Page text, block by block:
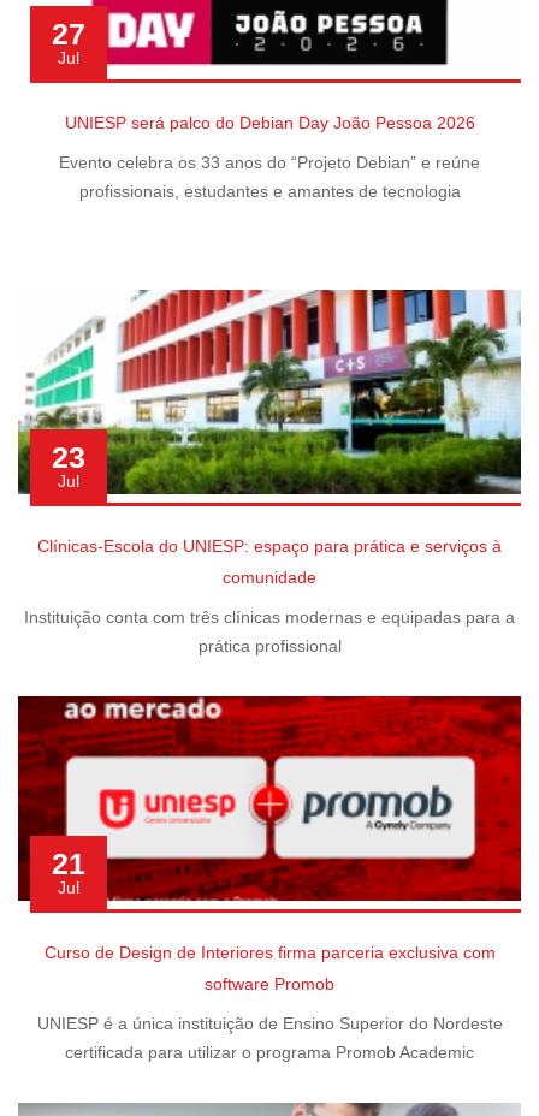
27
Jul
UNIESP será palco do Debian Day João Pessoa 2026
Evento celebra os 33 anos do “Projeto Debian” e reúne
profissionais, estudantes e amantes de tecnologia
23
Jul
Clínicas-Escola do UNIESP: espaço para prática e serviços à
comunidade
Instituição conta com três clínicas modernas e equipadas para a
prática profissional
21
Jul
Curso de Design de Interiores firma parceria exclusiva com
software Promob
UNIESP é a única instituição de Ensino Superior do Nordeste
certificada para utilizar o programa Promob Academic